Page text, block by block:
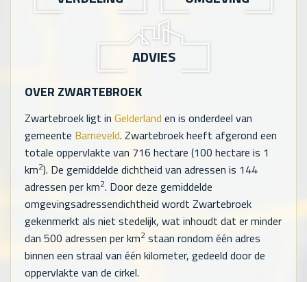
ADVIES
OVER ZWARTEBROEK
Zwartebroek ligt in Gelderland en is onderdeel van
gemeente Barneveld. Zwartebroek heeft afgerond een
totale oppervlakte van 716 hectare (100 hectare is 1
km2). De gemiddelde dichtheid van adressen is 144
adressen per km2. Door deze gemiddelde
omgevingsadressendichtheid wordt Zwartebroek
gekenmerkt als niet stedelijk, wat inhoudt dat er minder
dan 500 adressen per km2 staan rondom één adres
binnen een straal van één kilometer, gedeeld door de
oppervlakte van de cirkel.